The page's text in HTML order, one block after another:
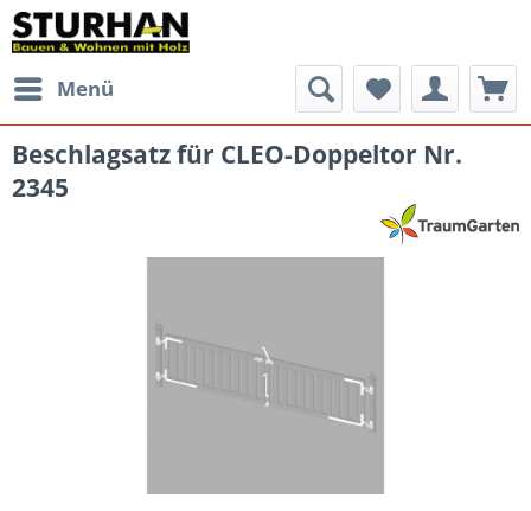
Menü
Beschlagsatz für CLEO-Doppeltor Nr.
2345